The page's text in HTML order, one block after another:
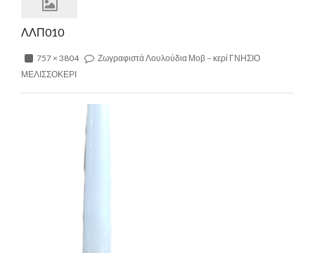
ΛΛΠ010
757 × 3804
Ζωγραφιστά Λουλούδια Μοβ – κερί ΓΝΗΣΙΟ
ΜΕΛΙΣΣΟΚΕΡΙ